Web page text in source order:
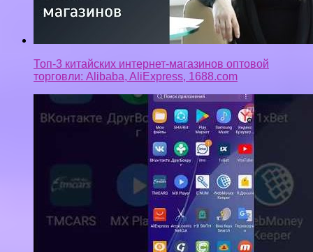
Топ-3 китайских интернет-магазинов оптовой
торговли: Alibaba, AliExpress, 1688.com